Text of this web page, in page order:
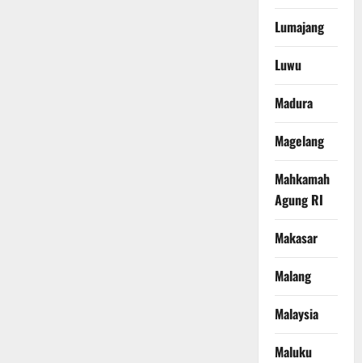
Lumajang
Luwu
Madura
Magelang
Mahkamah
Agung RI
Makasar
Malang
Malaysia
Maluku